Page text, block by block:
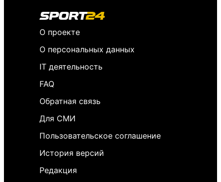
О проекте
О персональных данных
IT деятельность
FAQ
Обратная связь
Для СМИ
Пользовательское соглашение
История версий
Редакция